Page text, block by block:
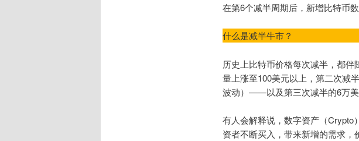
在第6个减半周期后，新增比特币数
什么是减半牛市？
历史上比特币价格每次减半，都
量上涨至100美元以上，第二次减
波动）——以及第三次减半的6万美
有人会解释说，数字资产（Crypto
资者不断买入，带来新增的需求